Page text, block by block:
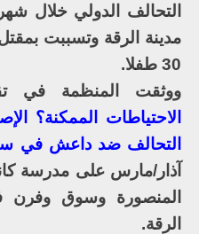
التحالف الدولي خلال
30 طفلا.
ووثقت المنظمة في
الاحتياطات الممكنة؟
التحالف ضد داعش في
آذار/مارس على مدرسة
المنصورة وسوق وفرن
الرقة.